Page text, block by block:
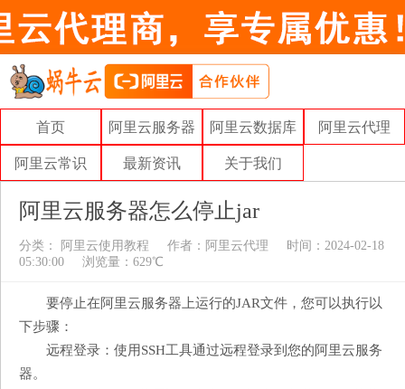
首页 阿里云服务器 阿里云数据库 阿里云代理
阿里云常识 最新资讯 关于我们
阿里云服务器怎么停止jar
分类： 阿里云使用教程 作者： 阿里云代理
时间：2024-02-18
05:30:00
浏览量：629℃
要停止在阿里云服务器上运行的JAR文件，您可以执行以
下步骤：
远程登录：使用SSH工具通过远程登录到您的阿里云服务
器。